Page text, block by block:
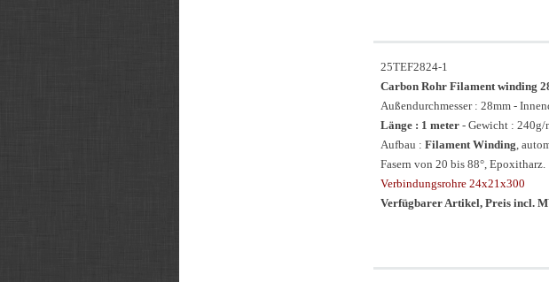
25TEF2824-1
Carbon Rohr Filament winding
Außendurchmesser : 28mm -
Länge : 1 meter - Gewicht : 240g/
Aufbau : Filament Winding,
Fasern von 20 bis 88°, Epoxitharz.
Verbindungsrohre 24x21x300
Verfügbarer Artikel, Preis incl.